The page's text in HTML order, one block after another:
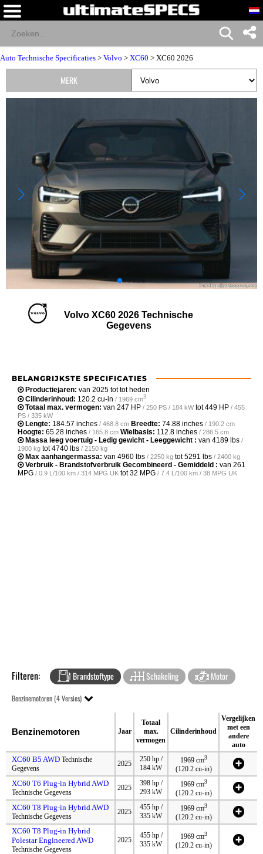
Auto Technische Specificaties > Volvo > XC60 > XC60 2026
Volvo XC60 2026 Technische
Gegevens
BELANGRIJKSTE SPECIFICATIES
Productiejaren: van 2025 tot tot heden
Cilinderinhoud: 120.2 cu-in / 1969 cm3
Totaal max. vermogen: van 247 HP / 250 PS / 184 kWtot449 HP / 455
PS / 335 kW
Lengte: 184.57 inches / 468.8 cm Breedte: 74.88 inches / 190.2 cm
Hoogte: 65.28 inches / 165.8 cm Wielbasis: 112.8 inches / 286.5 cm
Massa leeg voertuig - Ledig gewicht - Leeggewicht : van 4189 lbs /
1900 kg tot4740 lbs / 2150 kg
Max aanhangermassa: van 4960 lbs / 2250 kg tot5291 lbs / 2400 kg
Verbruik - Brandstofverbruik Gecombineerd - Gemiddeld : van 261
MPG / 0.9 L/100 km / 314 MPG UK tot32 MPG / 7.4 L/100 km / 38 MPG UK
Filteren: Brandstoftype Schakeling Motor
Benzinemotoren (4 Versies)
Benzinemotoren Jaar
Totaal
max.
vermogen
Cilinderinhoud
Vergelijken
met een
andere
auto
XC60 B5 AWD Technische
Gegevens
2025
250 hp /
184 kW
1969 cm3
(120.2 cu-in)
XC60 T6 Plug-in Hybrid AWD
Technische Gegevens
2025
398 hp /
293 kW
1969 cm3
(120.2 cu-in)
XC60 T8 Plug-in Hybrid AWD
Technische Gegevens
2025
455 hp /
335 kW
1969 cm3
(120.2 cu-in)
XC60 T8 Plug-in Hybrid
Polestar Engineered AWD
Technische Gegevens
2025
455 hp /
335 kW
1969 cm3
(120.2 cu-in)
MERK